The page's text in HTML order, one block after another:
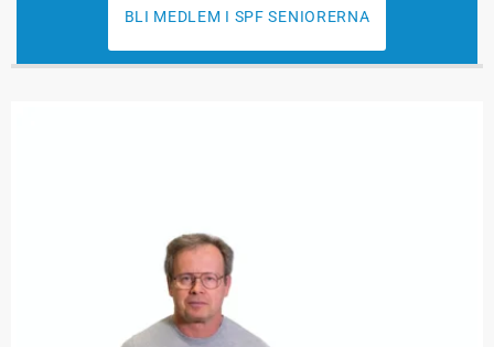
BLI MEDLEM I SPF SENIORERNA